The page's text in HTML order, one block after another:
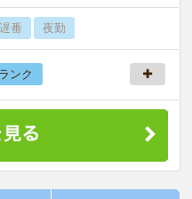
遅番 夜勤
ンク